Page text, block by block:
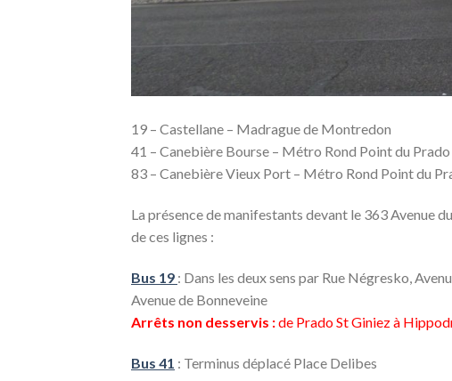
19 – Castellane – Madrague de Montredon
41 – Canebière Bourse – Métro Rond Point du Prado
83 – Canebière Vieux Port – Métro Rond Point du
La présence de manifestants devant le 363 Avenue
de ces lignes :
Bus 19 : Dans les deux sens par Rue Négresko,
Avenue de Bonneveine
Arrêts non desservis :de Prado St Giniez à
Bus 41 : Terminus déplacé Place Delibes